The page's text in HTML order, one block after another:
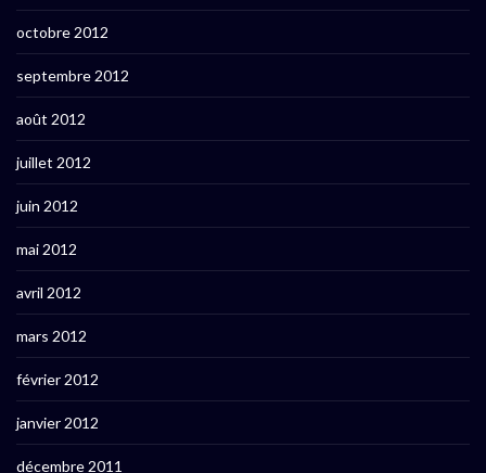
octobre 2012
septembre 2012
août 2012
juillet 2012
juin 2012
mai 2012
avril 2012
mars 2012
février 2012
janvier 2012
décembre 2011